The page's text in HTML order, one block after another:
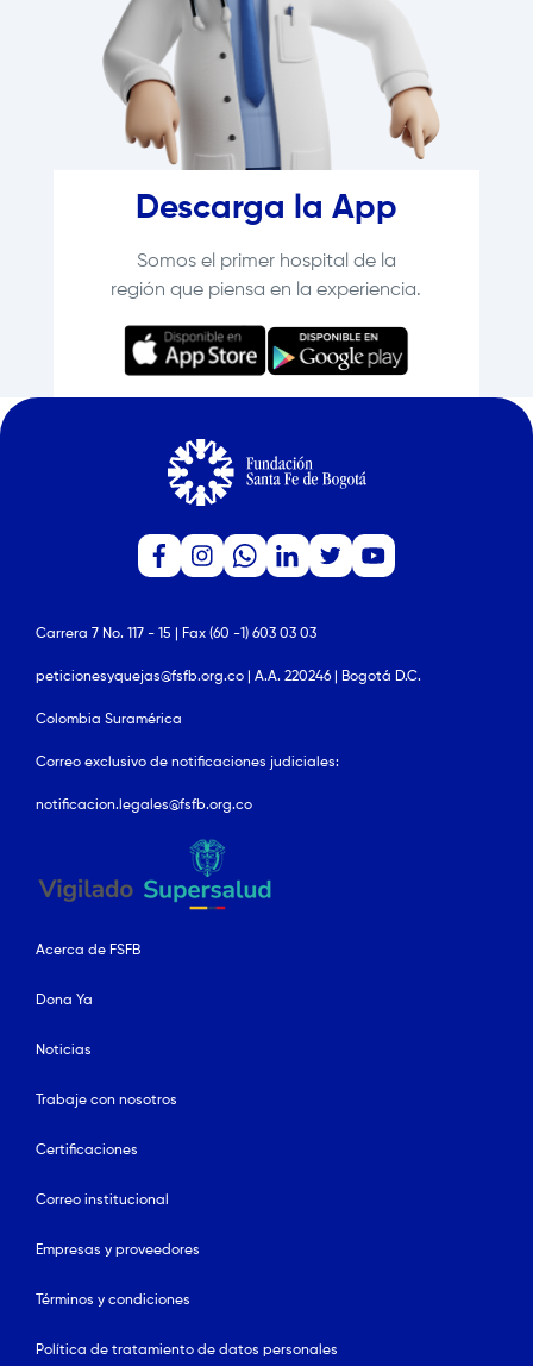
Descarga la App
Somos el primer hospital de la
región que piensa en la experiencia.
Carrera 7 No. 117 - 15 | Fax (60 -1) 603 03 03
peticionesyquejas@fsfb.org.co | A.A. 220246 | Bogotá D.C.
Colombia Suramérica
Correo exclusivo de notificaciones judiciales:
notificacion.legales@fsfb.org.co
Acerca de FSFB
Dona Ya
Noticias
Trabaje con nosotros
Certificaciones
Correo institucional
Empresas y proveedores
Términos y condiciones
Política de tratamiento de datos personales